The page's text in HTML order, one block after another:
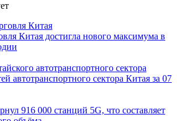
Китая достигла нового максимума в
автотранспортного сектора Китая за 07